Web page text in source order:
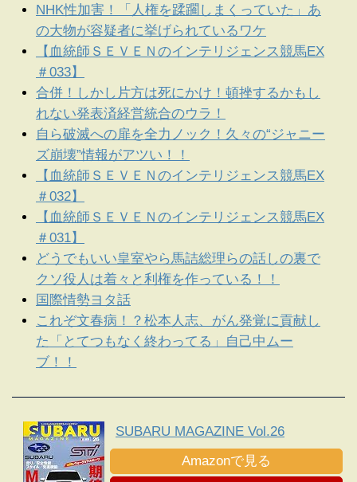
NHK性加害！「人権を蹂躙しまくっていた」あ
の大物が容疑者に挙げられているワケ
【血統師ＳＥＶＥＮのインテリジェンス競馬EX
＃033】
合併！しかし片方は死にかけ！頓挫するかもし
れない発表済経営統合のウラ！
自ら破滅への扉を全力ノック！久々の“ジャニー
ズ崩壊”情報がアツい！！
【血統師ＳＥＶＥＮのインテリジェンス競馬EX
＃032】
【血統師ＳＥＶＥＮのインテリジェンス競馬EX
＃031】
どうでもいい皇室やら馬詰総理らの話しの裏で
クソ役人は着々と利権を作っている！！
国際情勢ヨタ話
これぞ文春病！？松本人志、がん発覚に貢献し
た「とてつもなく終わってる」自己中ムー
ブ！！
SUBARU MAGAZINE Vol.26
Amazonで見る